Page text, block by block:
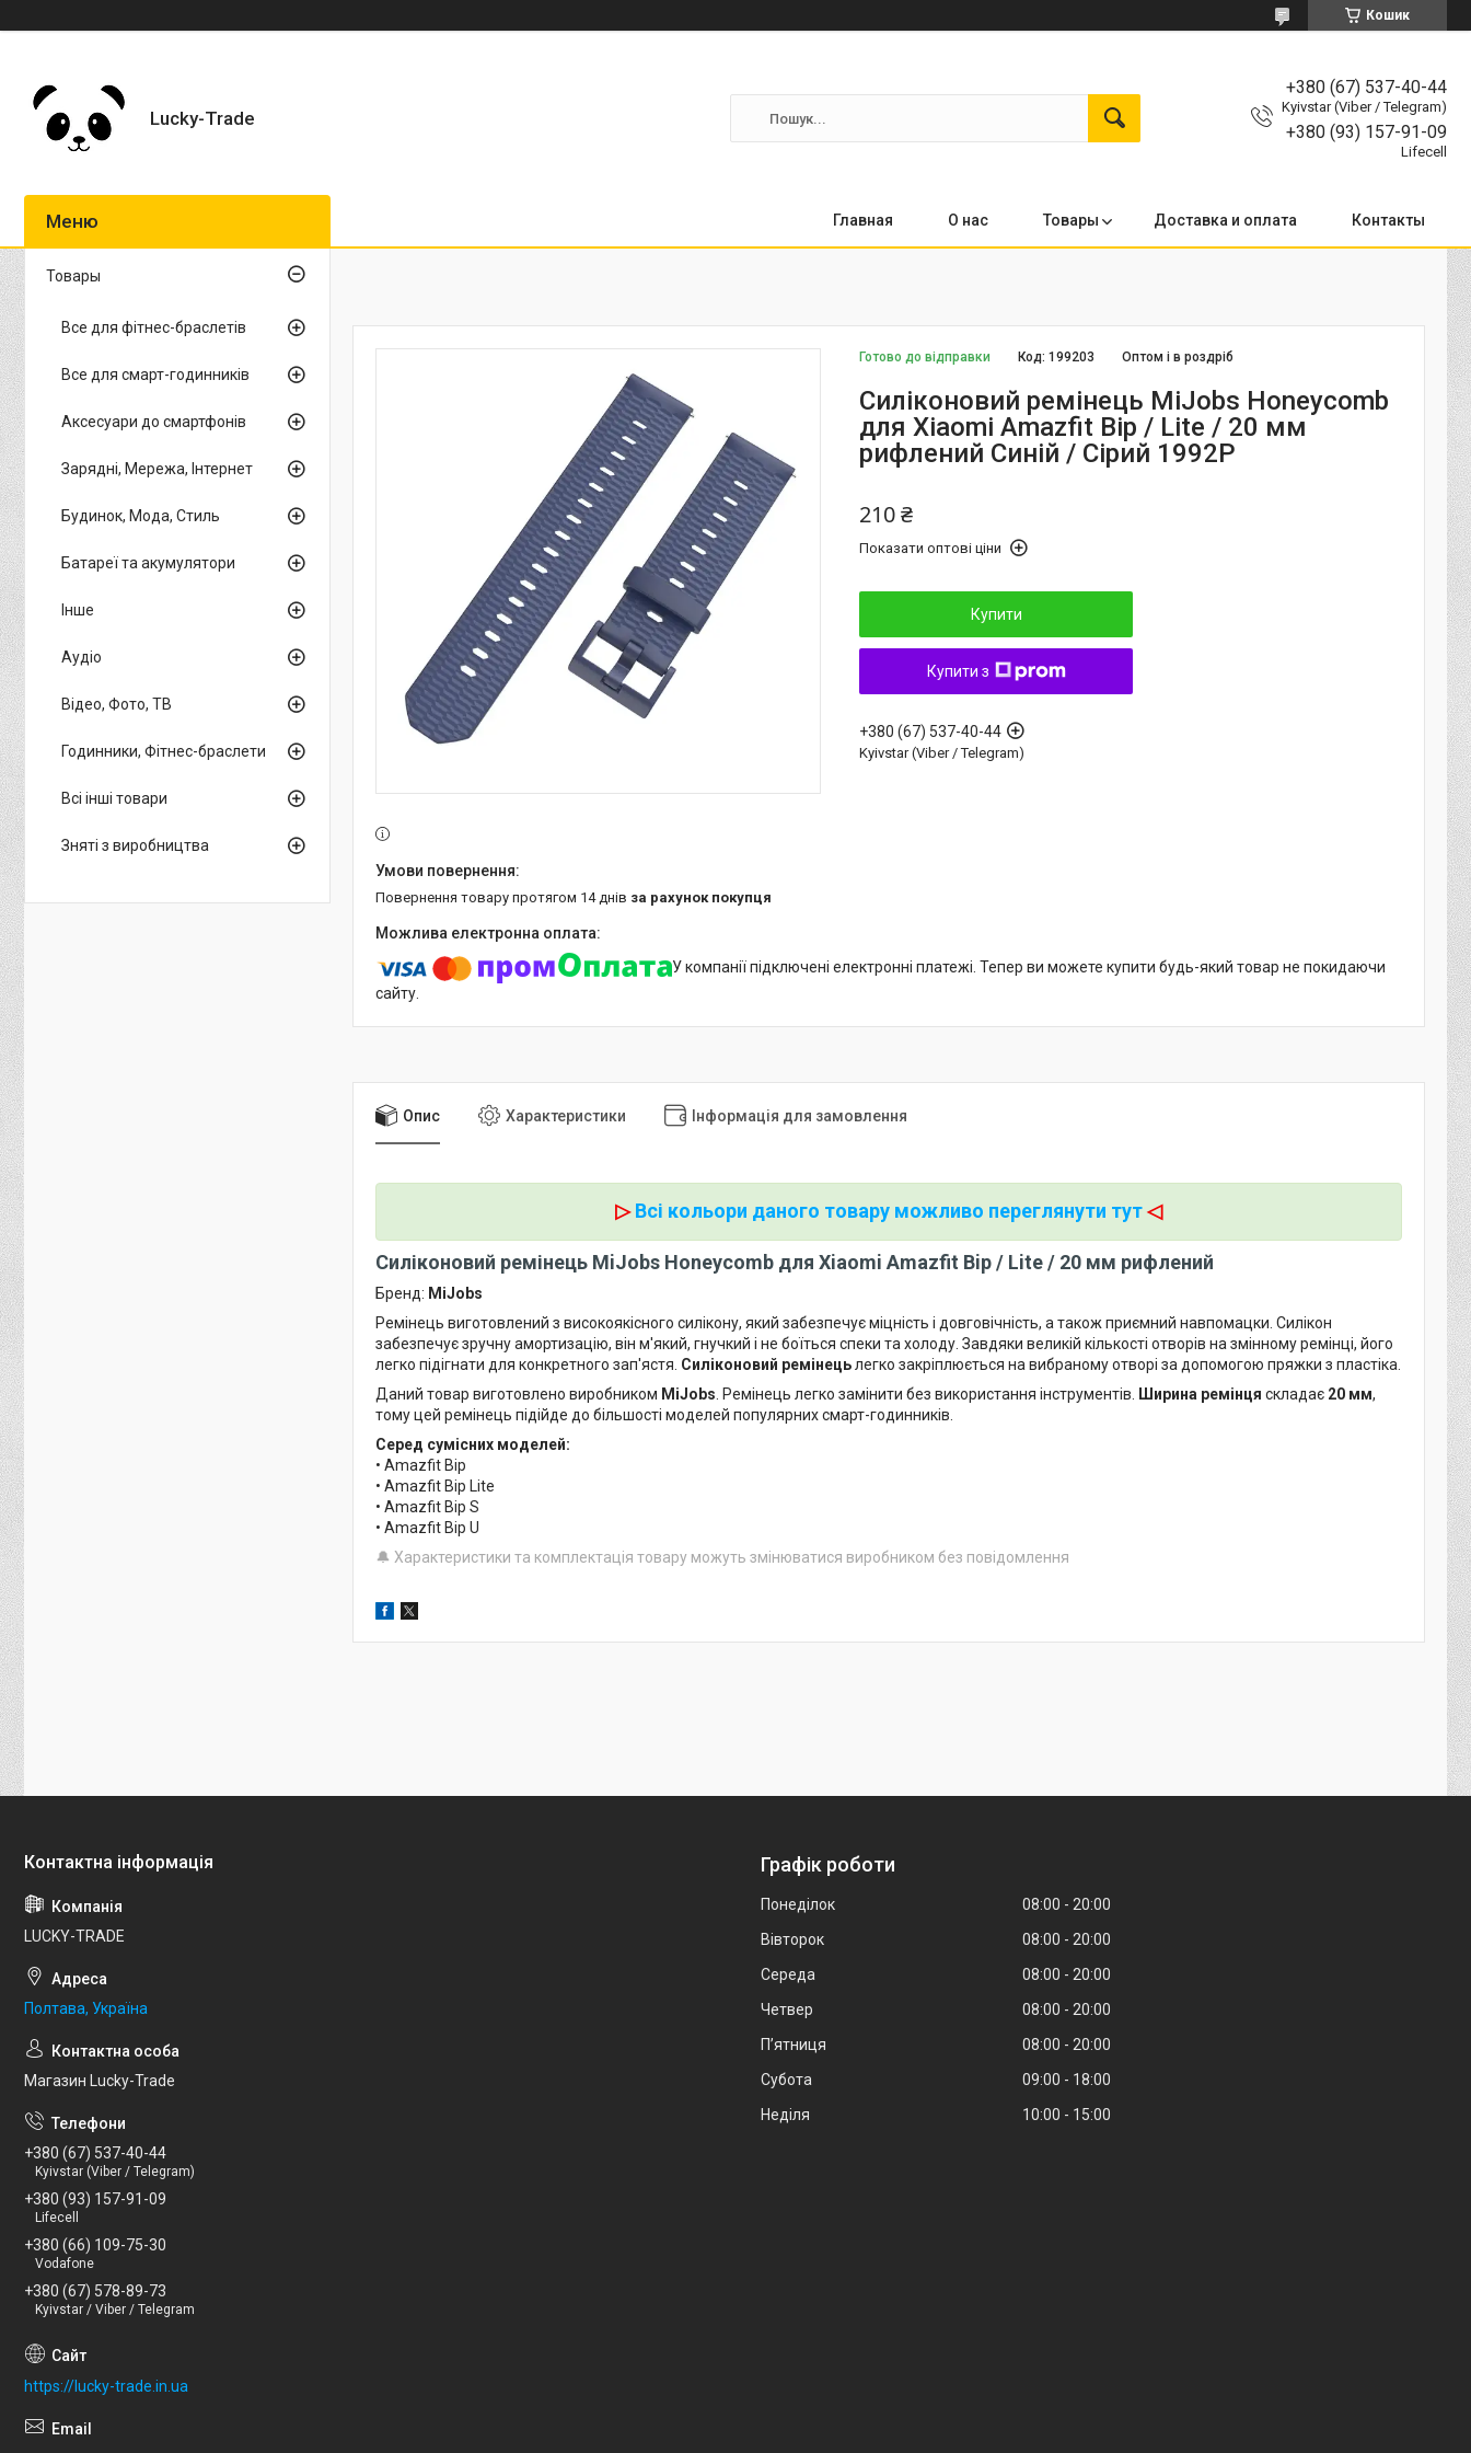
Кошик
Lucky-Trade
+380 (67) 537-40-44
Kyivstar (Viber / Telegram)
+380 (93) 157-91-09
Lifecell
Главная О нас Товары Доставка и оплата Контакты
Готово до відправки Оптом і в роздріб
Код:199203
Силіконовий ремінець MiJobs Honeycomb
для Xiaomi Amazfit Bip / Lite / 20 мм
рифлений Синій / Сірий 1992P
210 ₴
Показати оптові ціни
Купити
Купити з
+380 (67) 537-40-44
Kyivstar (Viber / Telegram)
повернення товару протягом 14 днів за рахунок покупця
У компанії підключені електронні платежі. Тепер ви можете купити будь-який товар не покидаючи
сайту.
Опис Характеристики Інформація для замовлення
▷Всі кольори даного товару можливо переглянути тут◁
Силіконовий ремінець MiJobs Honeycomb для Xiaomi Amazfit Bip / Lite / 20 мм рифлений
Бренд: MiJobs
Ремінець виготовлений з високоякісного силікону, який забезпечує міцність і довговічність, а також приємний навпомацки. Силікон
забезпечує зручну амортизацію, він м'який, гнучкий і не боїться спеки та холоду. Завдяки великій кількості отворів на змінному ремінці, його
легко підігнати для конкретного зап'ястя. Силіконовий ремінецьлегко закріплюється на вибраному отворі за допомогою пряжки з пластіка.
Даний товар виготовлено виробником MiJobs. Ремінець легко замінити без використання інструментів. Ширина ремінця складає 20 мм,
тому цей ремінець підійде до більшості моделей популярних смарт-годинників.
Серед сумісних моделей:
• Amazfit Bip
• Amazfit Bip Lite
• Amazfit Bip S
• Amazfit Bip U
🔔 Характеристики та комплектація товару можуть змінюватися виробником без повідомлення
Товары
Все для фітнес-браслетів
Все для смарт-годинників
Аксесуари до смартфонів
Зарядні, Мережа, Інтернет
Будинок, Мода, Стиль
Батареї та акумулятори
Інше
Аудіо
Відео, Фото, ТВ
Годинники, Фітнес-браслети
Всі інші товари
Зняті з виробництва
LUCKY-TRADE
Полтава, Україна
Магазин Lucky-Trade
+380 (67) 537-40-44
Kyivstar (Viber / Telegram)
+380 (93) 157-91-09
Lifecell
+380 (66) 109-75-30
Vodafone
+380 (67) 578-89-73
Kyivstar / Viber / Telegram
https://lucky-trade.in.ua
Графік роботи
Понеділок 08:00
20:00
Вівторок
08:00
20:00
Середа
08:00
20:00
Четвер
08:00
20:00
Пʼятниця
08:00
20:00
Субота
09:00
18:00
Неділя
10:00 15:00